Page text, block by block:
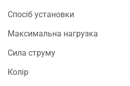
Спосіб установки
Максимальна нагрузка
Сила струму
Колір